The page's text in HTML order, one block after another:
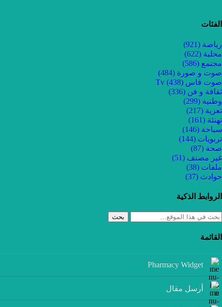
الفئات
رياضة (921)
محلية (622)
مجتمع (586)
صوت و صورة (484)
صوت فاس Tv (438)
ثقافة و فن (336)
وطنية (299)
تعزية (217)
تهنئة (161)
سياحة (146)
تربويات (144)
صحة (87)
غير مصنف (51)
ملفات (38)
حوادث (37)
الروابط الذكية
بحث
القائمة
Pharmacy Widget
أرسل مقال